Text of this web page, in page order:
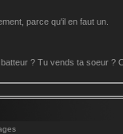
parce qu'il en faut un.
? Tu vends ta soeur ?